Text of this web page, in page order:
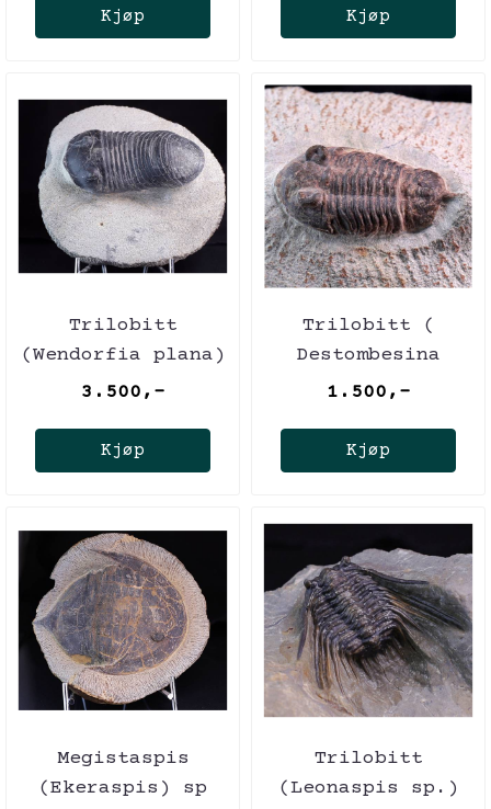
Kjøp Kjøp
Trilobitt
(Wendorfia plana)
3.500,-
Kjøp
Trilobitt (
Destombesina
tafilaltensis)
1.500,-
Kjøp
Megistaspis
(Ekeraspis) sp
Trilobitt
(Leonaspis sp.)